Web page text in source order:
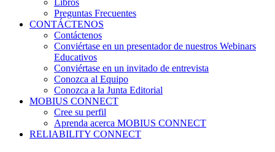
Libros
Preguntas Frecuentes
CONTÁCTENOS
Contáctenos
Conviértase en un presentador de nuestros Webinars
Educativos
Conviértase en un invitado de entrevista
Conozca al Equipo
Conozca a la Junta Editorial
MOBIUS CONNECT
Cree su perfil
Aprenda acerca MOBIUS CONNECT
RELIABILITY CONNECT